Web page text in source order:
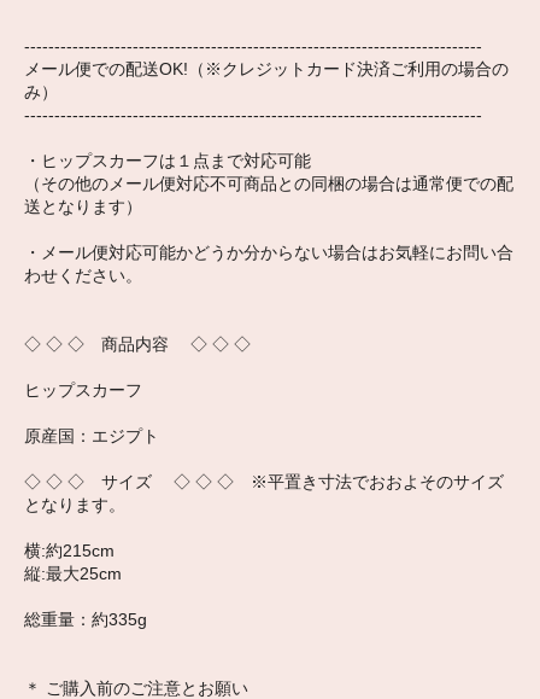
----------------------------------------------------------------------------
メール便での配送OK!（※クレジットカード決済ご利用の場合の
み）
----------------------------------------------------------------------------
・ヒップスカーフは１点まで対応可能
（その他のメール便対応不可商品との同梱の場合は通常便での配
送となります）
・メール便対応可能かどうか分からない場合はお気軽にお問い合
わせください。
◇ ◇ ◇ 商品内容 ◇ ◇ ◇
ヒップスカーフ
原産国：エジプト
◇ ◇ ◇ サイズ ◇ ◇ ◇ ※平置き寸法でおおよそのサイズ
となります。
横:約215cm
縦:最大25cm
総重量：約335g
＊ ご購入前のご注意とお願い